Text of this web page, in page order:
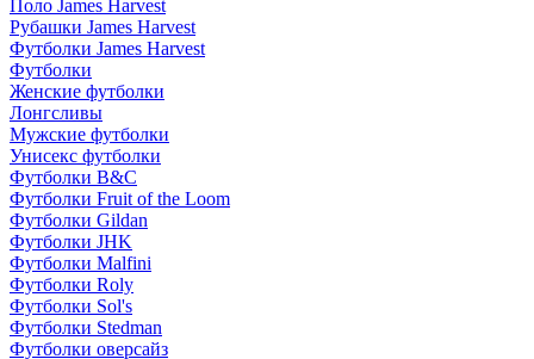
Поло James Harvest
Рубашки James Harvest
Футболки James Harvest
Футболки
Женские футболки
Лонгсливы
Мужские футболки
Унисекс футболки
Футболки B&C
Футболки Fruit of the Loom
Футболки Gildan
Футболки JHK
Футболки Malfini
Футболки Roly
Футболки Sol's
Футболки Stedman
Футболки оверсайз